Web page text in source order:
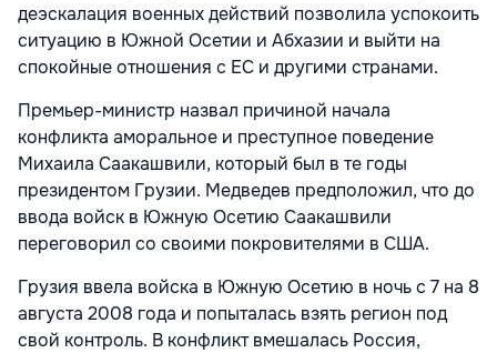
деэскалация военных действий позволила успокоить
ситуацию в Южной Осетии и Абхазии и выйти на
спокойные отношения с ЕС и другими странами.
Премьер-министр назвал причиной начала
конфликта аморальное и преступное поведение
Михаила Саакашвили, который был в те годы
президентом Грузии. Медведев предположил, что до
ввода войск в Южную Осетию Саакашвили
переговорил со своими покровителями в США.
Грузия ввела войска в Южную Осетию в ночь с 7 на 8
августа 2008 года и попыталась взять регион под
свой контроль. В конфликт вмешалась Россия,